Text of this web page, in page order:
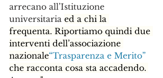
arrecano all’Istituzione
universitaria ed a chi la
frequenta. Riportiamo quindi due
interventi dell’associazione
nazionale“Trasparenza e Merito”
che racconta cosa sta accadendo.